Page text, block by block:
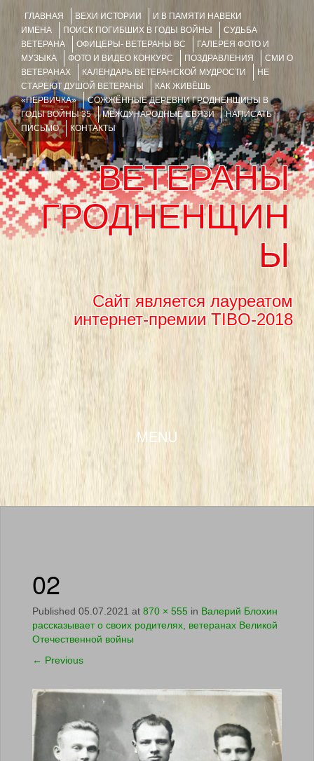
ГЛАВНАЯ ВЕХИ ИСТОРИИ
И В ПАМЯТИ НАВЕКИ
ИМЕНА
ПОИСК ПОГИБШИХ В ГОДЫ ВОЙНЫ
СУДЬБА
ВЕТЕРАНА
ОФИЦЕРЫ- ВЕТЕРАНЫ ВС
ГАЛЕРЕЯ ФОТО И
МУЗЫКА
ФОТО И ВИДЕО КОНКУРС ПОЗДРАВЛЕНИЯ
СМИ О
ВЕТЕРАНАХ
КАЛЕНДАРЬ ВЕТЕРАНСКОЙ МУДРОСТИ
НЕ
СТАРЕЮТ ДУШОЙ ВЕТЕРАНЫ
КАК ЖИВЁШЬ
«ПЕРВИЧКА»
СОЖЖЁННЫЕ ДЕРЕВНИ ГРОДНЕНЩИНЫ В
ГОДЫ ВОЙНЫ 35
МЕЖДУНАРОДНЫЕ СВЯЗИ
НАПИСАТЬ
ПИСЬМО
КОНТАКТЫ
ВЕТЕРАНЫ
ГРОДНЕНЩИН
Ы
Сайт является лауреатом
интернет-премии TIBO-2018
MENU
SKIP TO CONTENT
02
Published 05.07.2021 at 870 × 555 in Валерий Блохин
рассказывает о своих родителях, ветеранах Великой
Отечественной войны
← Previous